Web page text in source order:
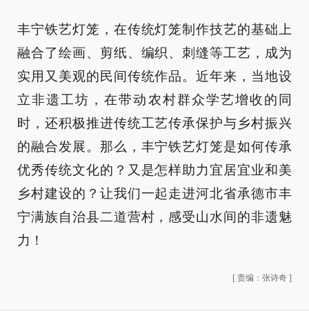
丰宁铁艺灯笼，在传统灯笼制作技艺的基础上
融合了绘画、剪纸、编织、刺缝等工艺，成为
实用又美观的民间传统作品。近年来，当地设
立非遗工坊，在带动农村群众学艺增收的同
时，还积极推进传统工艺传承保护与乡村振兴
的融合发展。那么，丰宁铁艺灯笼是如何传承
优秀传统文化的？又是怎样助力宜居宜业和美
乡村建设的？让我们一起走进河北省承德市丰
宁满族自治县二道营村，感受山水间的非遗魅
力！
[ 责编：张诗奇 ]